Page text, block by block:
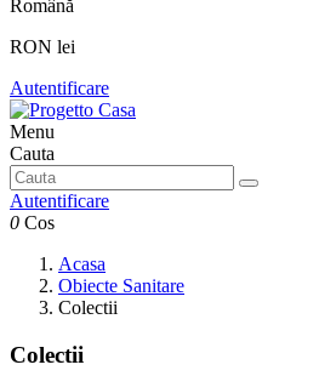
Română
RON lei
Autentificare
Menu
Cauta
Autentificare
0 Cos
Acasa
Obiecte Sanitare
Colectii
Colectii